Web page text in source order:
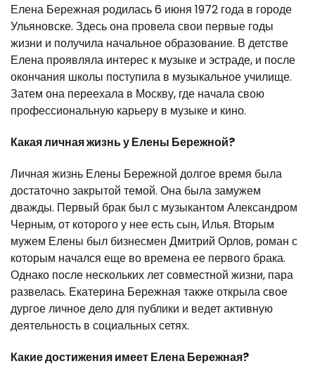
Елена Бережная родилась 6 июня 1972 года в городе
Ульяновске. Здесь она провела свои первые годы
жизни и получила начальное образование. В детстве
Елена проявляла интерес к музыке и эстраде, и после
окончания школы поступила в музыкальное училище.
Затем она переехала в Москву, где начала свою
профессиональную карьеру в музыке и кино.
Какая личная жизнь у Елены Бережной?
Личная жизнь Елены Бережной долгое время была
достаточно закрытой темой. Она была замужем
дважды. Первый брак был с музыкантом Александром
Черным, от которого у нее есть сын, Илья. Вторым
мужем Елены был бизнесмен Дмитрий Орлов, роман с
которым начался еще во времена ее первого брака.
Однако после нескольких лет совместной жизни, пара
развелась. Екатерина Бережная также открыла свое
дургое личное дело для публики и ведет активную
деятельность в социальных сетях.
Какие достижения имеет Елена Бережная?